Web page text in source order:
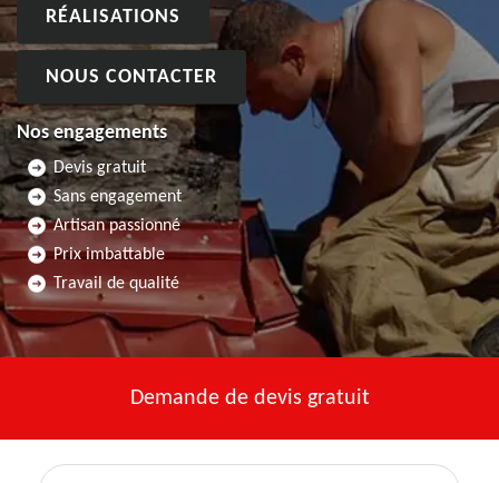
RÉALISATIONS
NOUS CONTACTER
Nos engagements
Devis gratuit
Sans engagement
Artisan passionné
Prix imbattable
Travail de qualité
Demande de devis gratuit